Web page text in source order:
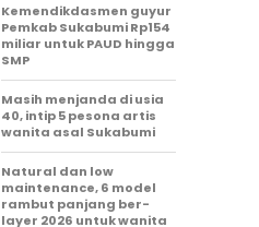
Kemendikdasmen guyur
Pemkab Sukabumi Rp154
miliar untuk PAUD hingga
SMP
Masih menjanda di usia
40, intip 5 pesona artis
wanita asal Sukabumi
Natural dan low
maintenance, 6 model
rambut panjang ber-
layer 2026 untuk wanita